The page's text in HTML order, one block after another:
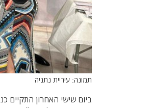
תמונה: עיריית נתניה
ביום שישי האחרון התקיים